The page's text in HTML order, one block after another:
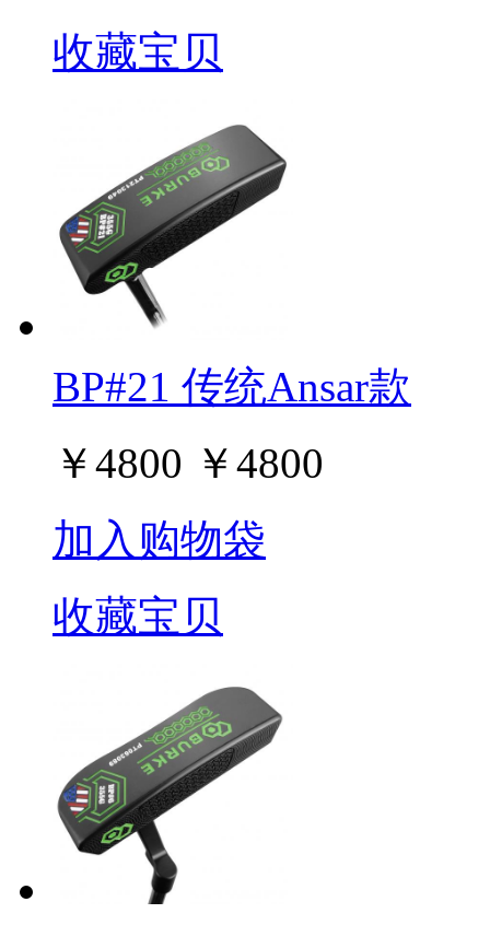
收藏宝贝
BP#21 传统Ansar款
￥4800 ￥4800
加入购物袋
收藏宝贝